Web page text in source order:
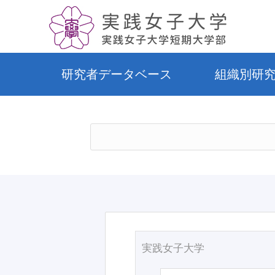
研究者データベース 組織別研
実践女子大学